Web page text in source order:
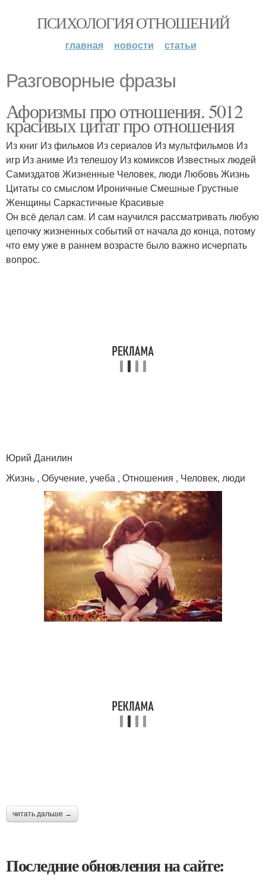
ПСИХОЛОГИЯ ОТНОШЕНИЙ
главная новости статьи
Разговорные фразы
Афоризмы про отношения. 5012
красивых цитат про отношения
Из книг Из фильмов Из сериалов Из мультфильмов Из
игр Из аниме Из телешоу Из комиксов Известных людей
Самиздатов Жизненные Человек, люди Любовь Жизнь
Цитаты со смыслом Ироничные Смешные Грустные
Женщины Саркастичные Красивые
Он всё делал сам. И сам научился рассматривать любую
цепочку жизненных событий от начала до конца, потому
что ему уже в раннем возрасте было важно исчерпать
вопрос.
Юрий Данилин
Жизнь , Обучение, учеба , Отношения , Человек, люди
читать дальше →
Последние обновления на сайте: